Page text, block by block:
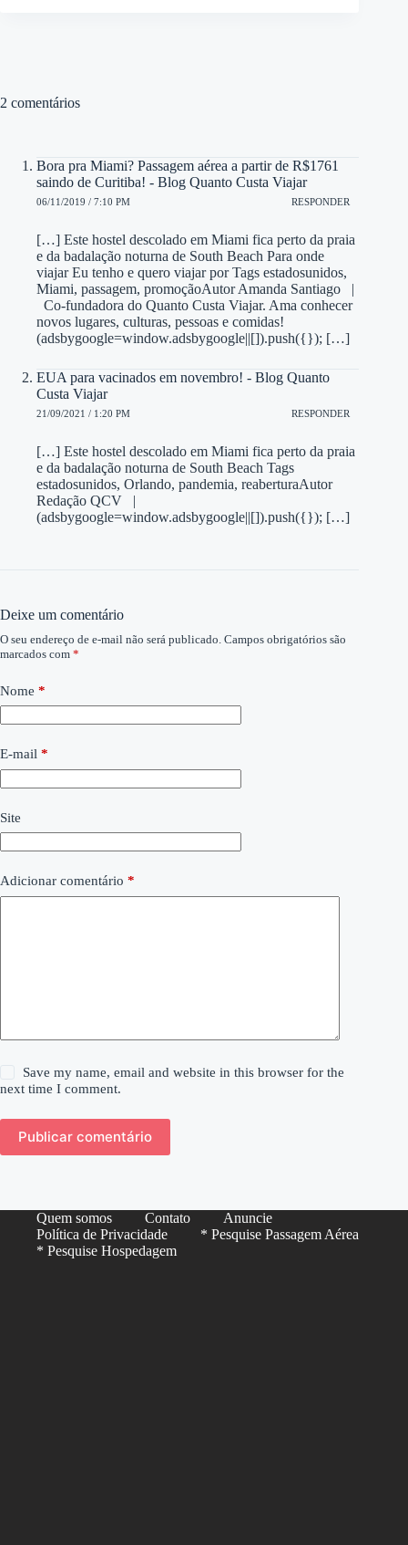
2 comentários
Bora pra Miami? Passagem aérea a partir de R$1761
saindo de Curitiba! - Blog Quanto Custa Viajar
06/11/2019 / 7:10 PM RESPONDER
[…] Este hostel descolado em Miami fica perto da praia
e da badalação noturna de South Beach Para onde
viajar Eu tenho e quero viajar por Tags estadosunidos,
Miami, passagem, promoçãoAutor Amanda Santiago |
Co-fundadora do Quanto Custa Viajar. Ama conhecer
novos lugares, culturas, pessoas e comidas!
(adsbygoogle=window.adsbygoogle||[]).push({}); […]
EUA para vacinados em novembro! - Blog Quanto
Custa Viajar
21/09/2021 / 1:20 PM RESPONDER
[…] Este hostel descolado em Miami fica perto da praia
e da badalação noturna de South Beach Tags
estadosunidos, Orlando, pandemia, reaberturaAutor
Redação QCV |
(adsbygoogle=window.adsbygoogle||[]).push({}); […]
Deixe um comentário
O seu endereço de e-mail não será publicado. Campos obrigatórios são
marcados com *
Nome *
E-mail *
Site
Adicionar comentário *
Save my name, email and website in this browser for the
next time I comment.
Publicar comentário
Quem somos Contato
Anuncie
Política de Privacidade
* Pesquise Passagem Aérea
* Pesquise Hospedagem